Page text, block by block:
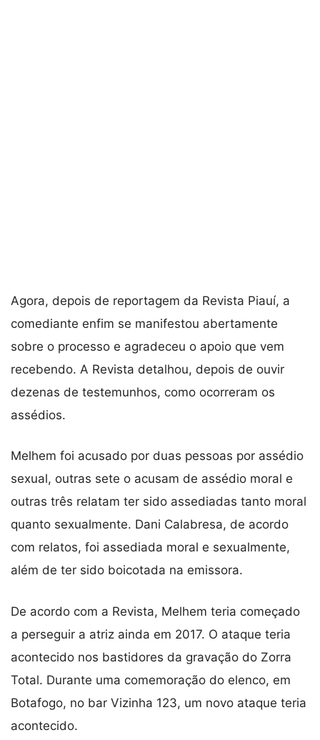
Agora, depois de reportagem da Revista Piauí, a
comediante enfim se manifestou abertamente
sobre o processo e agradeceu o apoio que vem
recebendo. A Revista detalhou, depois de ouvir
dezenas de testemunhos, como ocorreram os
assédios.
Melhem foi acusado por duas pessoas por assédio
sexual, outras sete o acusam de assédio moral e
outras três relatam ter sido assediadas tanto moral
quanto sexualmente. Dani Calabresa, de acordo
com relatos, foi assediada moral e sexualmente,
além de ter sido boicotada na emissora.
De acordo com a Revista, Melhem teria começado
a perseguir a atriz ainda em 2017. O ataque teria
acontecido nos bastidores da gravação do Zorra
Total. Durante uma comemoração do elenco, em
Botafogo, no bar Vizinha 123, um novo ataque teria
acontecido.